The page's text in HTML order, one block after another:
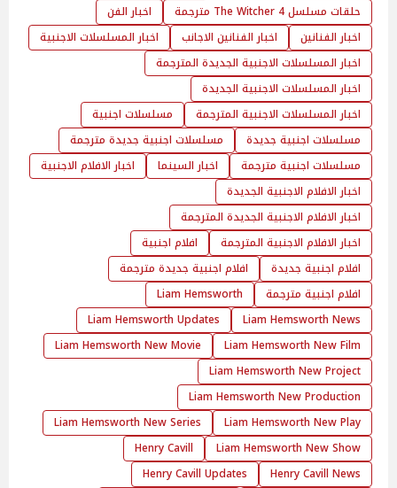
حلقات مسلسل 4 The Witcher مترجمة
اخبار الفن
اخبار الفنانين
اخبار الفنانين الاجانب
اخبار المسلسلات الاجنبية
اخبار المسلسلات الاجنبية الجديدة المترجمة
اخبار المسلسلات الاجنبية الجديدة
اخبار المسلسلات الاجنبية المترجمة
مسلسلات اجنبية
مسلسلات اجنبية جديدة
مسلسلات اجنبية جديدة مترجمة
مسلسلات اجنبية مترجمة
اخبار السينما
اخبار الافلام الاجنبية
اخبار الافلام الاجنبية الجديدة
اخبار الافلام الاجنبية الجديدة المترجمة
اخبار الافلام الاجنبية المترجمة
افلام اجنبية
افلام اجنبية جديدة
افلام اجنبية جديدة مترجمة
افلام اجنبية مترجمة
Liam Hemsworth
Liam Hemsworth News
Liam Hemsworth Updates
Liam Hemsworth New Film
Liam Hemsworth New Movie
Liam Hemsworth New Project
Liam Hemsworth New Production
Liam Hemsworth New Play
Liam Hemsworth New Series
Liam Hemsworth New Show
Henry Cavill
Henry Cavill News
Henry Cavill Updates